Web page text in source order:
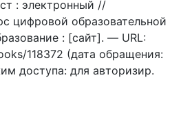
: электронный //
цифровой образовательной
: [сайт]. — URL:
118372 (дата обращения:
доступа: для авторизир.